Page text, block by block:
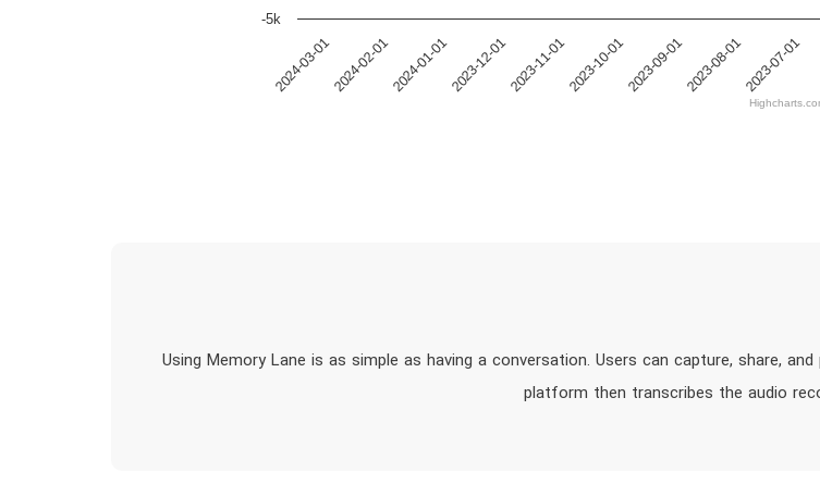
2024-03-012024-02-012024-01-012023-12-012023-11-012023-10-012023-09-012023-08-012023-07-01
-5k
Using Memory Lane is as simple as having a conversation. Users can capture, share,
platform then transcribes the audio